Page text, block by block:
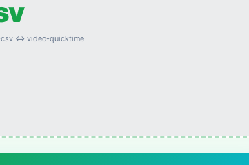
csv ⇔ video-quicktime